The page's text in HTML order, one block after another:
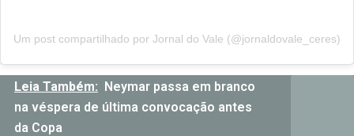
Um post compartilhado por Jornal do Vale (@jornaldovale_ceres)
Leia Também: Neymar passa em branco
na véspera de última convocação antes
da Copa